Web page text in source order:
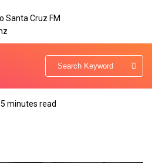
5 minutes read